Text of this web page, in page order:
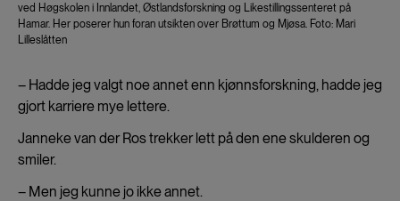
ved Høgskolen i Innlandet, Østlandsforskning og Likestillingssenteret på
Hamar. Her poserer hun foran utsikten over Brøttum og Mjøsa. Foto: Mari
Lilleslåtten
– Hadde jeg valgt noe annet enn kjønnsforskning, hadde jeg
gjort karriere mye lettere.
Janneke van der Ros trekker lett på den ene skulderen og
smiler.
– Men jeg kunne jo ikke annet.